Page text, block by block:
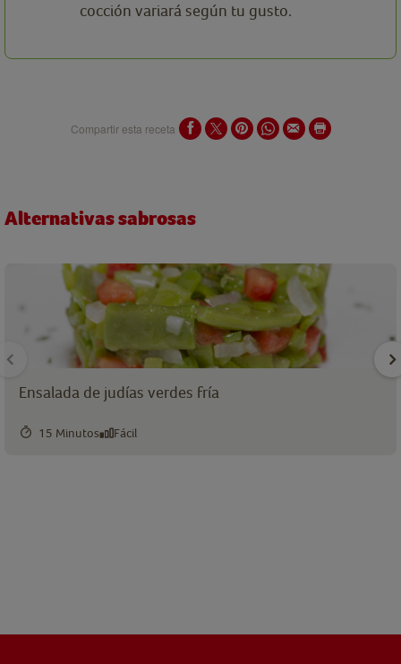
cocción variará según tu gusto.
Compartir esta receta
Alternativas sabrosas
Ensalada de judías verdes fría
15 Minutos Fácil